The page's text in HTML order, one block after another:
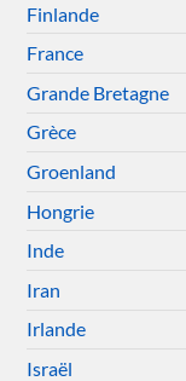
Finlande
France
Grande Bretagne
Grèce
Groenland
Hongrie
Inde
Iran
Irlande
Israël